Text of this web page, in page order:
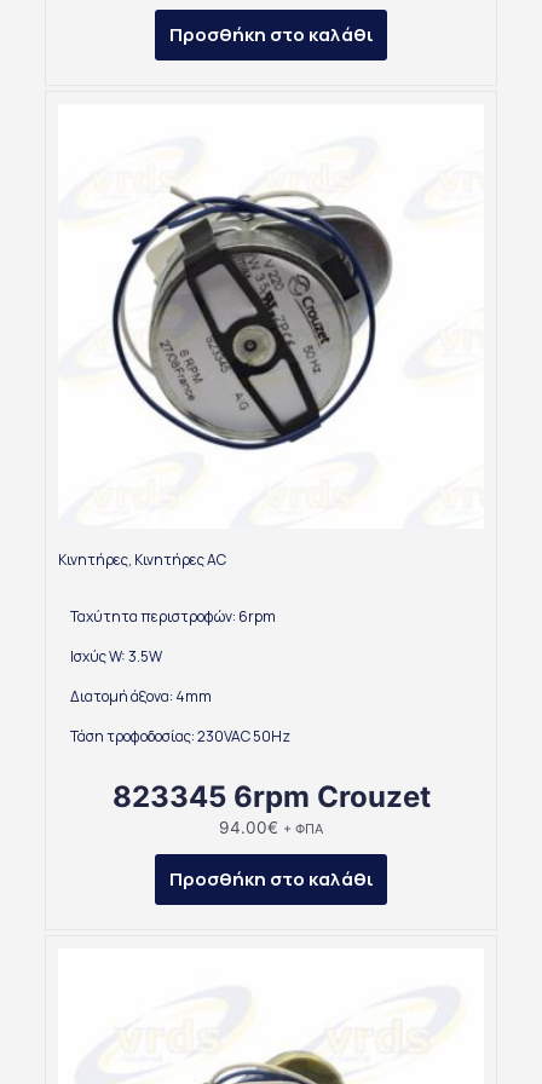
Προσθήκη στο καλάθι
Κινητήρες, Κινητήρες AC
Ταχύτητα περιστροφών: 6rpm
Ισχύς W: 3.5W
Διατομή άξονα: 4mm
Τάση τροφοδοσίας: 230VAC 50Hz
823345 6rpm Crouzet
94.00€ + ΦΠΑ
Προσθήκη στο καλάθι